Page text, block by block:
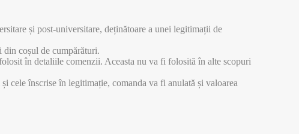
și post-universitare, deținătoare a unei legitimații de
din coșul de cumpărături.
în detaliile comenzii. Aceasta nu va fi folosită în alte scopuri
cele înscrise în legitimație, comanda va fi anulată și valoarea